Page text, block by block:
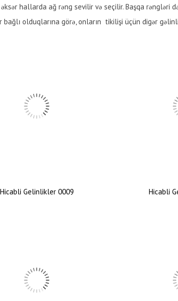
hallarda ağ rəng sevilir və seçilir. Başqa rəngləri
olduqlarına görə, onların tikilişi üçün digər
Hicabli Gelinlikler 0009 Hicabli